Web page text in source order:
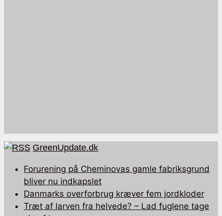
GreenUpdate.dk
Forurening på Cheminovas gamle fabriksgrund
bliver nu indkapslet
Danmarks overforbrug kræver fem jordkloder
Træt af larven fra helvede? – Lad fuglene tage